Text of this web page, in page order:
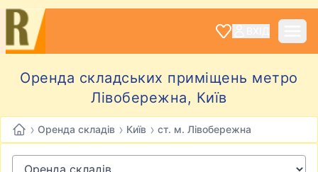
Оренда складських приміщень метро
Лівобережна, Київ
› Оренда складів › Київ › ст. м. Лівобережна